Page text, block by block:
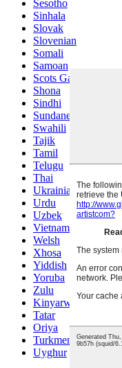
Sesotho
Sinhala
Slovak
Slovenian
Somali
Samoan
Scots Gaelic
Shona
Sindhi
Sundanese
Swahili
Tajik
Tamil
Telugu
Thai
Ukrainian
Urdu
Uzbek
Vietnamese
Welsh
Xhosa
Yiddish
Yoruba
Zulu
Kinyarwanda
Tatar
Oriya
Turkmen
Uyghur